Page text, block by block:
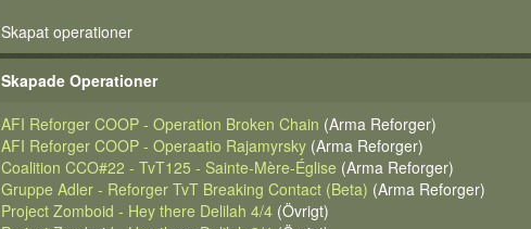
Skapat operationer
Skapade Operationer
AFI Reforger COOP - Operation Broken Chain (Arma Reforger)
AFI Reforger COOP - Operaatio Rajamyrsky (Arma Reforger)
Coalition CCO#22 - TvT125 - Sainte-Mère-Église (Arma Reforger)
Gruppe Adler - Reforger TvT Breaking Contact (Beta) (Arma Reforger)
Project Zomboid - Hey there Delilah 4/4 (Övrigt)